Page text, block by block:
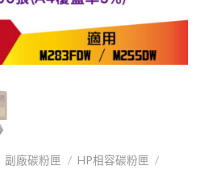
副廠碳粉匣 / HP相容碳粉匣 /